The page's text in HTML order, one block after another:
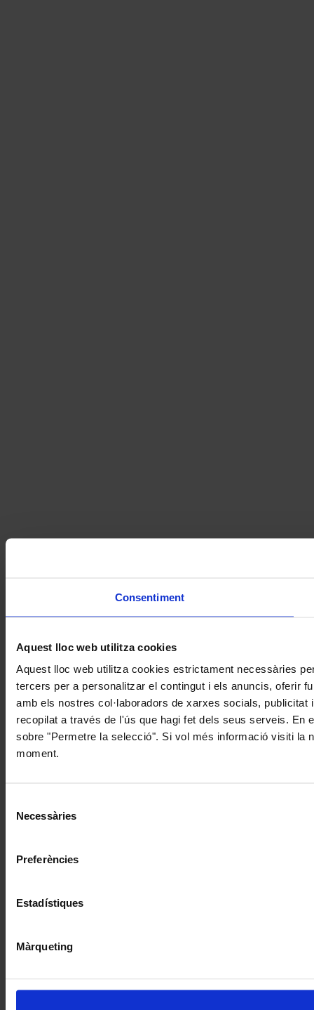
Consentiment
Aquest lloc web utilitza cookies
Aquest lloc web utilitza cookies estrictament necessàries
tercers per a personalitzar el contingut i els anuncis, oferir
amb els nostres col·laboradors de xarxes socials,
recopilat a través de l'ús que hagi fet dels seus serveis. En
sobre "Permetre la selecció". Si vol més informació visiti la
moment.
Necessàries
Preferències
Estadístiques
Màrqueting